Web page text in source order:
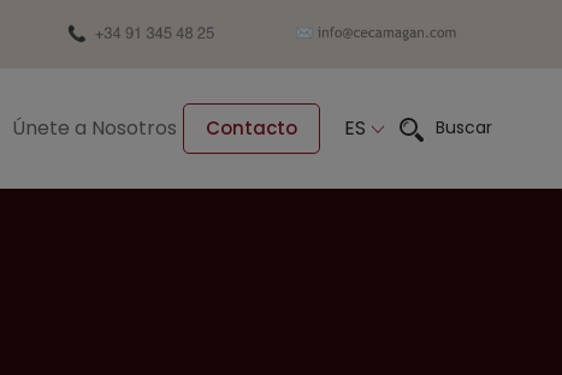
Únete a Nosotros Contacto ES Buscar